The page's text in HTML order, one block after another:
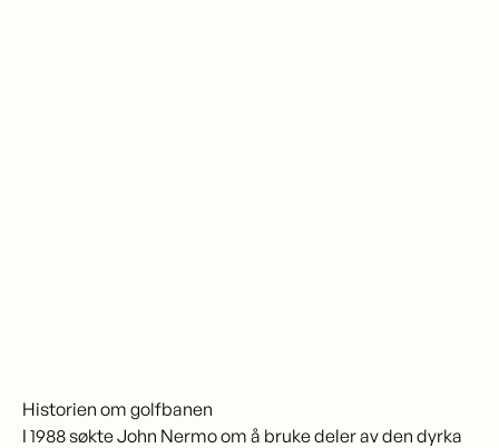
Historien om golfbanen
I 1988 søkte John Nermo om å bruke deler av den dyrka